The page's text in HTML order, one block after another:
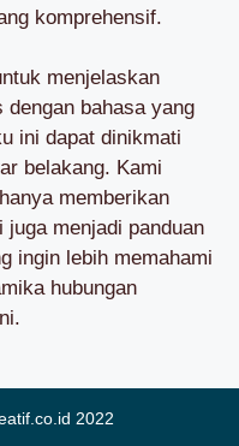
komprehensif.
menjelaskan
bahasa yang
ini dapat dinikmati
belakang. Kami
memberikan
menjadi panduan
ingin lebih memahami
hubungan
2022